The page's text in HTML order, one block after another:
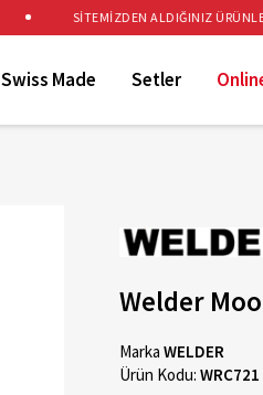
SİTEMİZDEN ALDIĞINIZ ÜRÜNLER
Swiss Made Setler
Welder
Marka WELDER
Ürün Kodu: WRC721